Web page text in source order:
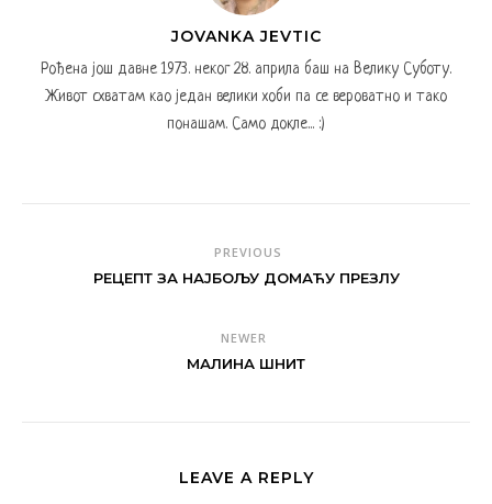
JOVANKA JEVTIC
Рођена још давне 1973. неког 28. априла баш на Велику Суботу.
Живот схватам као један велики хоби па се вероватно и тако
понашам. Само докле... :)
PREVIOUS
РЕЦЕПТ ЗА НАЈБОЉУ ДОМАЋУ ПРЕЗЛУ
NEWER
МАЛИНА ШНИТ
LEAVE A REPLY